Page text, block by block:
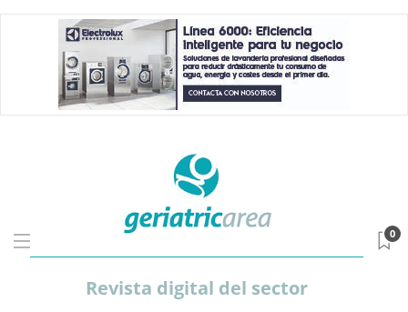
Revista digital del sector
0